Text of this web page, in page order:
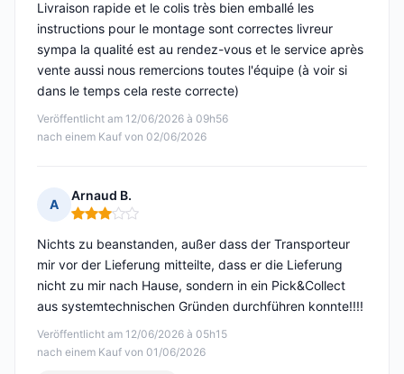
Veröffentlicht am 12/06/2026 à 09h56
nach einem Kauf von 02/06/2026
Livraison rapide et le colis très bien emballé les
instructions pour le montage sont correctes livreur
sympa la qualité est au rendez-vous et le service après
vente aussi nous remercions toutes l'équipe (à voir si
dans le temps cela reste correcte)
A
Arnaud B.
Hinweis: 3 von 5
Veröffentlicht am 12/06/2026 à 05h15
nach einem Kauf von 01/06/2026
Nichts zu beanstanden, außer dass der Transporteur
mir vor der Lieferung mitteilte, dass er die Lieferung
nicht zu mir nach Hause, sondern in ein Pick&Collect
aus systemtechnischen Gründen durchführen konnte!!!!